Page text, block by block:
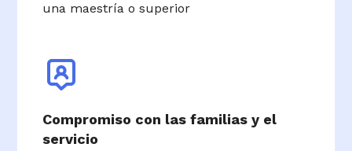
una maestría o superior
Compromiso con las familias y el
servicio